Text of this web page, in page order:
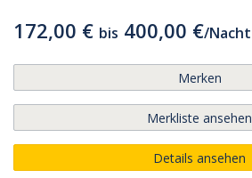
172,00 € bis 400,00 €/Nacht
Merken
Merkliste ansehen
Details ansehen